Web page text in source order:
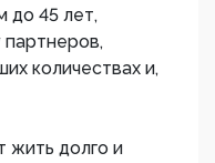
до 45 лет,
партнеров,
количествах и,
жить долго и